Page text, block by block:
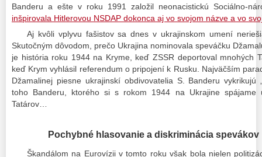
Banderu a ešte v roku 1991 založil neonacistickú Sociálno-
inšpirovala Hitlerovou NSDAP dokonca aj vo svojom názve a vo
Aj kvôli vplyvu fašistov sa dnes v ukrajinskom umení
Skutočným dôvodom, prečo Ukrajina nominovala speváčku
je história roku 1944 na Kryme, keď ZSSR deportoval mnohých
keď Krym vyhlásil referendum o pripojení k Rusku. Najväčším
Džamalinej piesne ukrajinskí obdivovatelia S. Banderu vykrikujú
toho Banderu, ktorého si s rokom 1944 na Ukrajine spájame
Tatárov…
Pochybné hlasovanie a diskriminácia spevákov
Škandálom na Eurovízii v tomto roku však bola nielen